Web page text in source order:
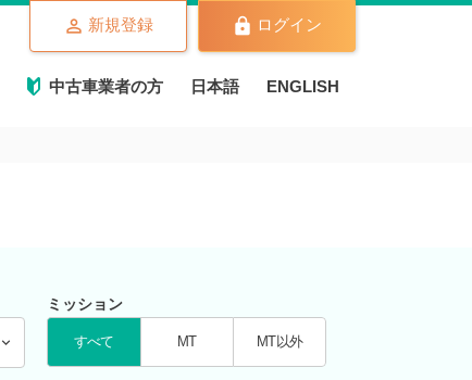
中古車業者の方 日本語 ENGLISH
新規登録 ログイン
ミッション
すべて MT MT以外